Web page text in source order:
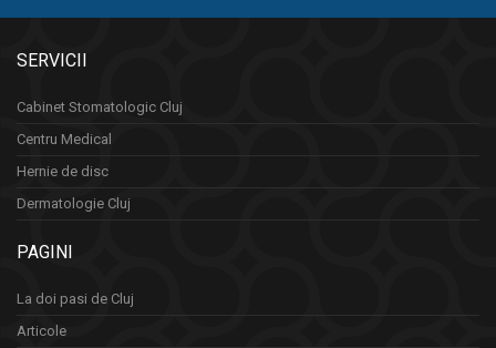
SERVICII
Cabinet Stomatologic Cluj
Centru Medical
Hernie de disc
Dermatologie Cluj
PAGINI
La doi pasi de Cluj
Articole